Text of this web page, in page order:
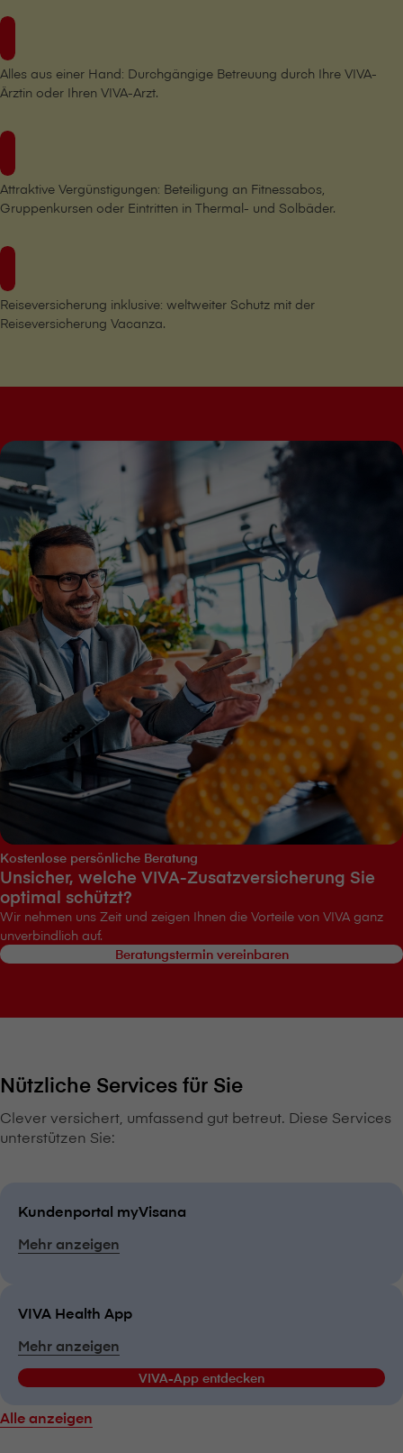
Alles aus einer Hand: Durchgängige Betreuung durch Ihre VIVA-
Ärztin oder Ihren VIVA-Arzt.
Attraktive Vergünstigungen: Beteiligung an Fitnessabos,
Gruppenkursen oder Eintritten in Thermal- und Solbäder.
Reiseversicherung inklusive: weltweiter Schutz mit der
Reiseversicherung Vacanza.
Kostenlose persönliche Beratung
Unsicher, welche VIVA-Zusatzversicherung Sie
optimal schützt?
Wir nehmen uns Zeit und zeigen Ihnen die Vorteile von VIVA ganz
unverbindlich auf.
Beratungstermin vereinbaren
Nützliche Services für Sie
Clever versichert, umfassend gut betreut. Diese Services
unterstützen Sie:
Kundenportal myVisana
Mehr anzeigen
VIVA Health App
Mehr anzeigen
VIVA-App entdecken
Alle anzeigen